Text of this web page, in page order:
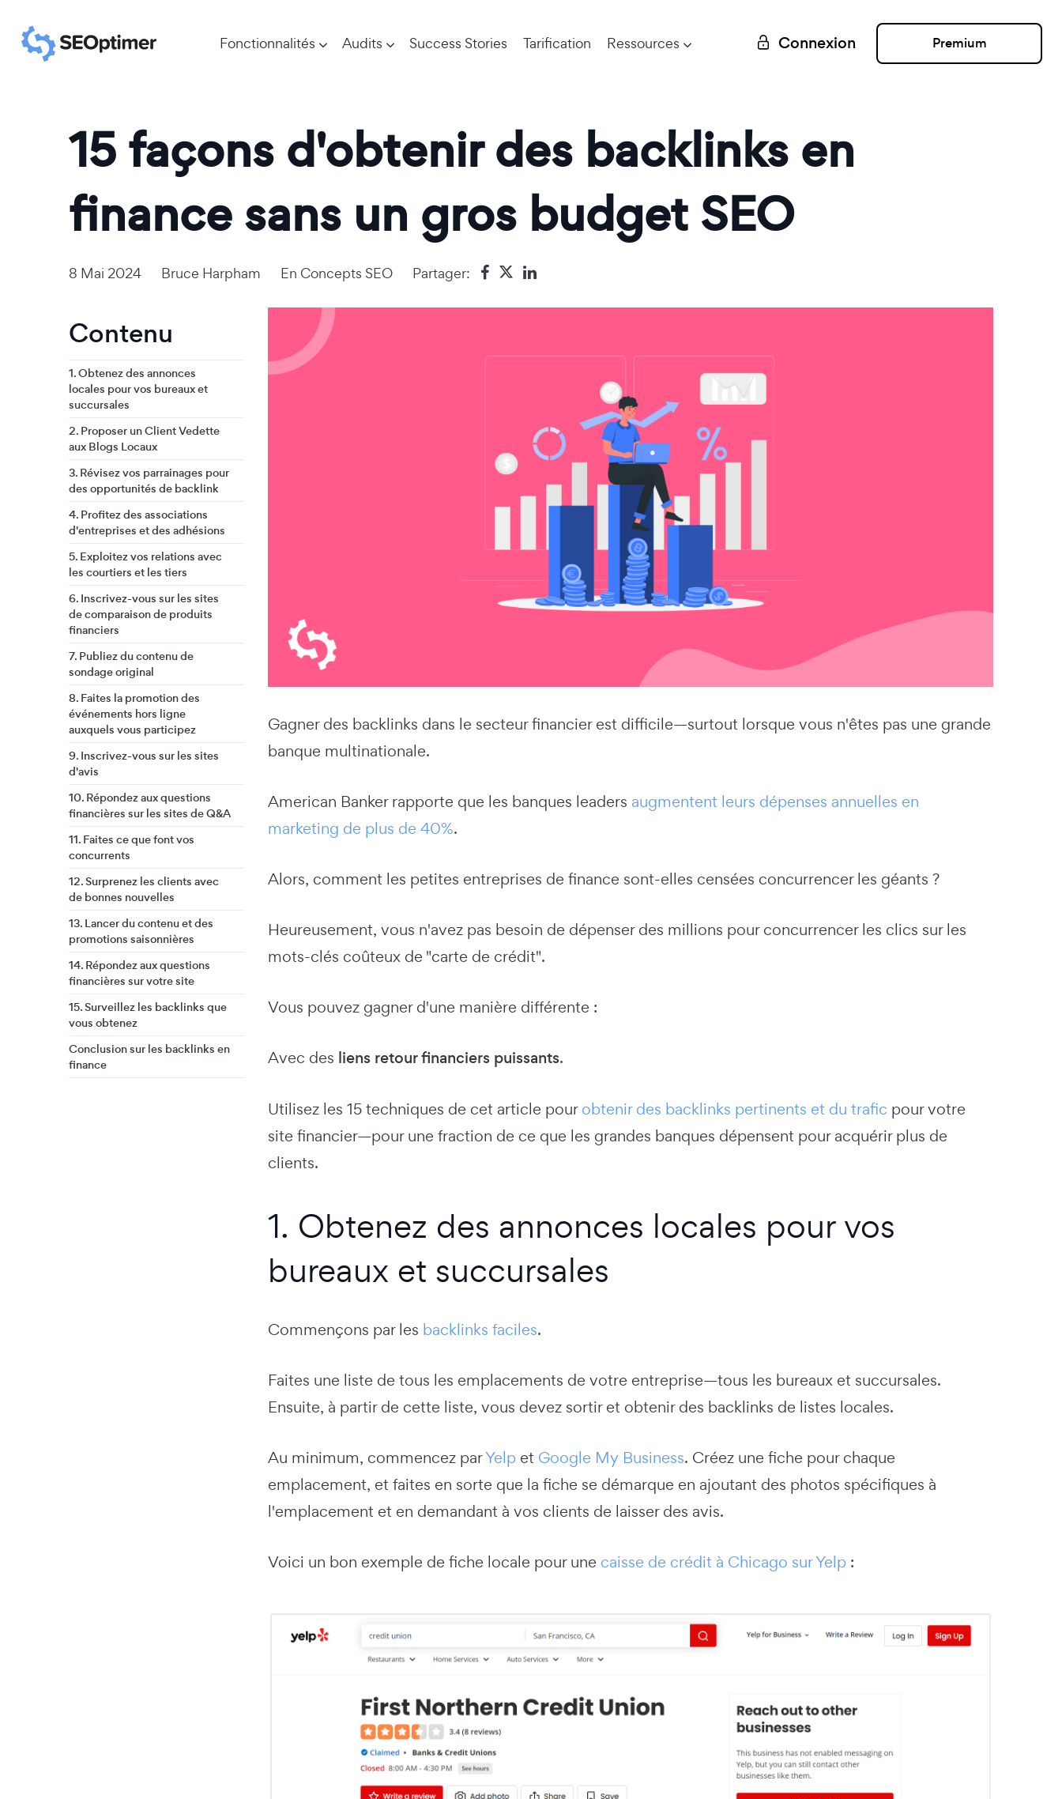
Fonctionnalités Audits Success Stories Tarification Ressources Connexion Premium
15 façons d'obtenir des backlinks en
finance sans un gros budget SEO
8 Mai 2024 Bruce Harpham En Concepts SEO Partager:
Contenu
1. Obtenez des annonces
locales pour vos bureaux et
succursales
2. Proposer un Client Vedette
aux Blogs Locaux
3. Révisez vos parrainages pour
des opportunités de backlink
4. Profitez des associations
d'entreprises et des adhésions
5. Exploitez vos relations avec
les courtiers et les tiers
6. Inscrivez-vous sur les sites
de comparaison de produits
financiers
7. Publiez du contenu de
sondage original
8. Faites la promotion des
événements hors ligne
auxquels vous participez
9. Inscrivez-vous sur les sites
d'avis
10. Répondez aux questions
financières sur les sites de Q&A
11. Faites ce que font vos
concurrents
12. Surprenez les clients avec
de bonnes nouvelles
13. Lancer du contenu et des
promotions saisonnières
14. Répondez aux questions
financières sur votre site
15. Surveillez les backlinks que
vous obtenez
Conclusion sur les backlinks en
finance
Gagner des backlinks dans le secteur financier est difficile—surtout lorsque vous n'êtes pas une grande
banque multinationale.
American Banker rapporte que les banques leaders augmentent leurs dépenses annuelles en
marketing de plus de 40%.
Alors, comment les petites entreprises de finance sont-elles censées concurrencer les géants ?
Heureusement, vous n'avez pas besoin de dépenser des millions pour concurrencer les clics sur les
mots-clés coûteux de "carte de crédit".
Vous pouvez gagner d'une manière différente :
Avec des liens retour financiers puissants.
Utilisez les 15 techniques de cet article pourobtenir des backlinks pertinents et du trafic pour votre
site financier—pour une fraction de ce que les grandes banques dépensent pour acquérir plus de
clients.
1. Obtenez des annonces locales pour vos
bureaux et succursales
Commençons par les backlinks faciles.
Faites une liste de tous les emplacements de votre entreprise—tous les bureaux et succursales.
Ensuite, à partir de cette liste, vous devez sortir et obtenir des backlinks de listes locales.
Au minimum, commencez parYelp et Google My Business. Créez une fiche pour chaque
emplacement, et faites en sorte que la fiche se démarque en ajoutant des photos spécifiques à
l'emplacement et en demandant à vos clients de laisser des avis.
Voici un bon exemple de fiche locale pour une caisse de crédit à Chicago sur Yelp :